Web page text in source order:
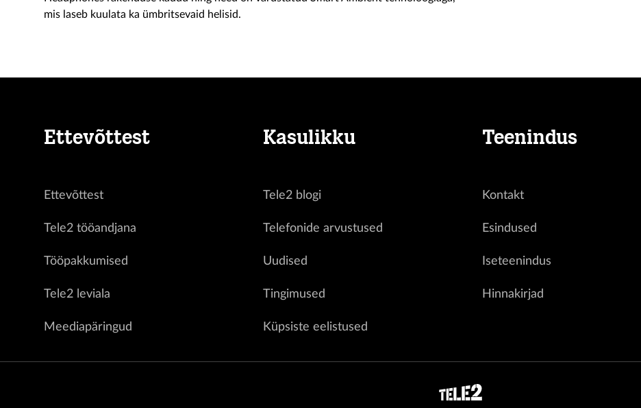
mis laseb kuulata ka ümbritsevaid helisid.
Ettevõttest
Ettevõttest
Tele2 tööandjana
Tööpakkumised
Tele2 leviala
Meediapäringud
Kasulikku
Tele2 blogi
Telefonide arvustused
Uudised
Tingimused
Küpsiste eelistused
Teenindus
Kontakt
Esindused
Iseteenindus
Hinnakirjad